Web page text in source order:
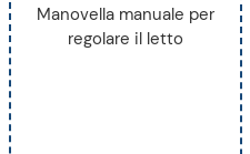
Manovella manuale per
regolare il letto